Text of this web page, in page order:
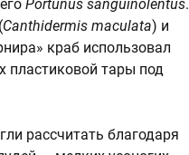
Portunus sanguinolentus.
Canthidermis maculata) и
краб использовал
пластиковой тары под
рассчитать благодаря